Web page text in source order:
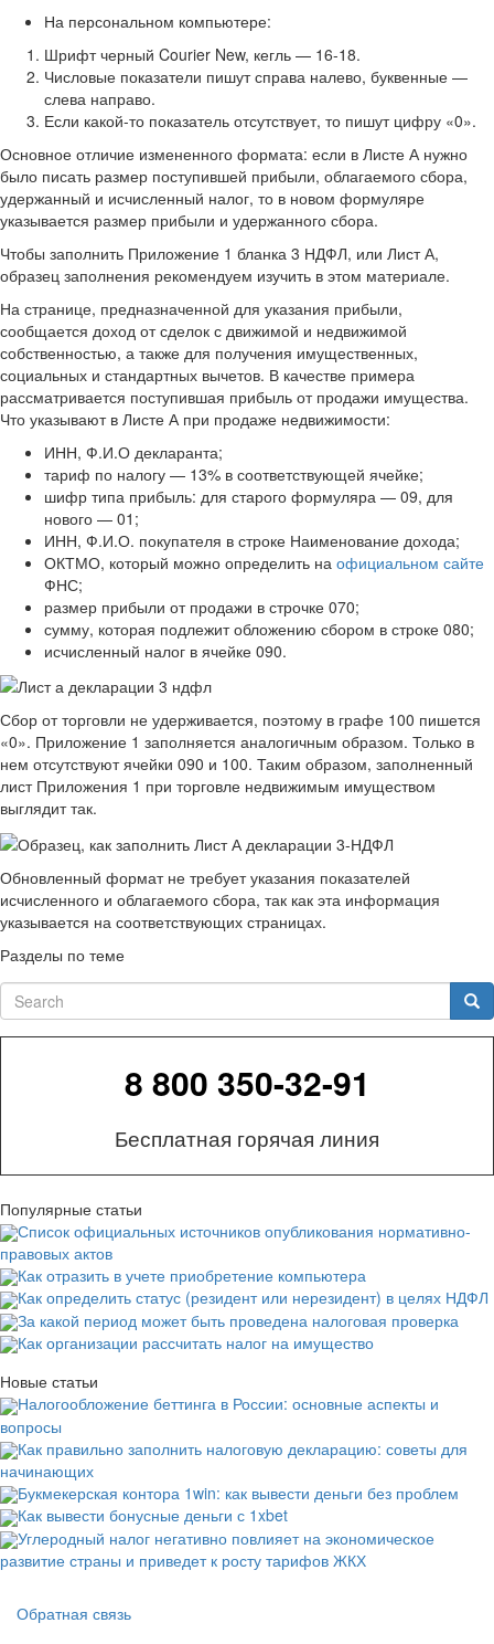
На персональном компьютере:
Шрифт черный Courier New, кегль — 16-18.
Числовые показатели пишут справа налево, буквенные —
слева направо.
Если какой-то показатель отсутствует, то пишут цифру «0».
Основное отличие измененного формата: если в Листе А нужно
было писать размер поступившей прибыли, облагаемого сбора,
удержанный и исчисленный налог, то в новом формуляре
указывается размер прибыли и удержанного сбора.
Чтобы заполнить Приложение 1 бланка 3 НДФЛ, или Лист А,
образец заполнения рекомендуем изучить в этом материале.
На странице, предназначенной для указания прибыли,
сообщается доход от сделок с движимой и недвижимой
собственностью, а также для получения имущественных,
социальных и стандартных вычетов. В качестве примера
рассматривается поступившая прибыль от продажи имущества.
Что указывают в Листе А при продаже недвижимости:
ИНН, Ф.И.О декларанта;
тариф по налогу — 13% в соответствующей ячейке;
шифр типа прибыль: для старого формуляра — 09, для
нового — 01;
ИНН, Ф.И.О. покупателя в строке Наименование дохода;
ОКТМО, который можно определить на официальном сайте
ФНС;
размер прибыли от продажи в строчке 070;
сумму, которая подлежит обложению сбором в строке 080;
исчисленный налог в ячейке 090.
Сбор от торговли не удерживается, поэтому в графе 100 пишется
«0». Приложение 1 заполняется аналогичным образом. Только в
нем отсутствуют ячейки 090 и 100. Таким образом, заполненный
лист Приложения 1 при торговле недвижимым имуществом
выглядит так.
Обновленный формат не требует указания показателей
исчисленного и облагаемого сбора, так как эта информация
указывается на соответствующих страницах.
Разделы по теме
Search
8 800 350-32-91
Бесплатная горячая линия
Популярные статьи
Список официальных источников опубликования нормативно-
правовых актов
Как отразить в учете приобретение компьютера
Как определить статус (резидент или нерезидент) в целях НДФЛ
За какой период может быть проведена налоговая проверка
Как организации рассчитать налог на имущество
Новые статьи
Налогообложение беттинга в России: основные аспекты и
вопросы
Как правильно заполнить налоговую декларацию: советы для
начинающих
Букмекерская контора 1win: как вывести деньги без проблем
Как вывести бонусные деньги с 1xbet
Углеродный налог негативно повлияет на экономическое
развитие страны и приведет к росту тарифов ЖКХ
Обратная связь